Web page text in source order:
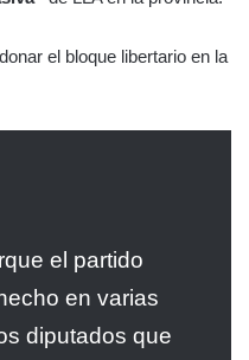
el bloque libertario en la
el partido
en varias
diputados que